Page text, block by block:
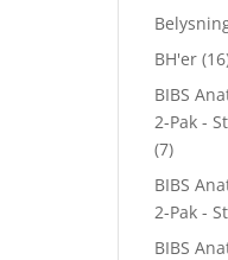
BH'er
BIBS
2-Pak -
(7)
BIBS
2-Pak -
BIBS